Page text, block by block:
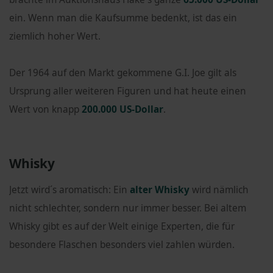
ein. Wenn man die Kaufsumme bedenkt, ist das ein
ziemlich hoher Wert.
Der 1964 auf den Markt gekommene G.I. Joe gilt als
Ursprung aller weiteren Figuren und hat heute einen
Wert von knapp 200.000 US-Dollar.
Whisky
Jetzt wird´s aromatisch: Ein alter Whiskywird nämlich
nicht schlechter, sondern nur immer besser. Bei altem
Whisky gibt es auf der Welt einige Experten, die für
besondere Flaschen besonders viel zahlen würden.